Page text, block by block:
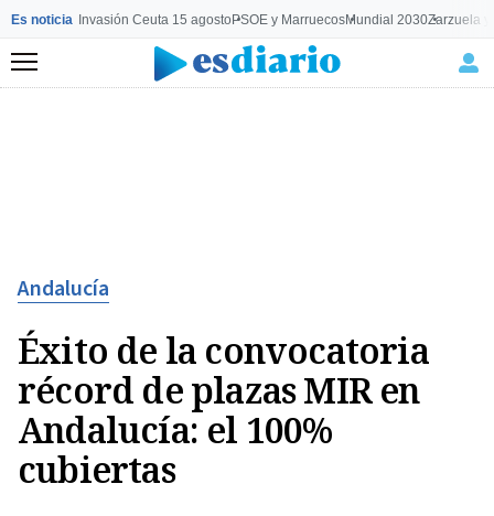
Es noticia Invasión Ceuta 15 agostoPSOE y MarruecosMundial 2030Zarzuela
Menú
Andalucía
Éxito de la convocatoria
récord de plazas MIR en
Andalucía: el 100%
cubiertas